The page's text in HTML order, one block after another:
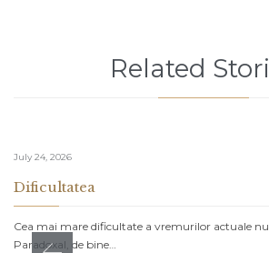
Related
July 24, 2026
Dificultatea
Cea mai mare dificultate a vremurilor actuale nu
Paradoxal, de bine…